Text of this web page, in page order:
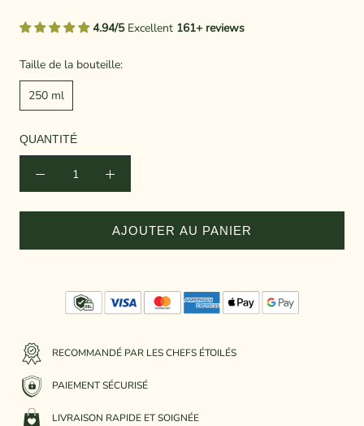
4.94/5Excellent 161+ reviews
Taille de la bouteille:
250 ml
QUANTITÉ
AJOUTER AU PANIER
RECOMMANDÉ PAR LES CHEFS ÉTOILÉS
PAIEMENT SÉCURISÉ
LIVRAISON RAPIDE ET SOIGNÉE